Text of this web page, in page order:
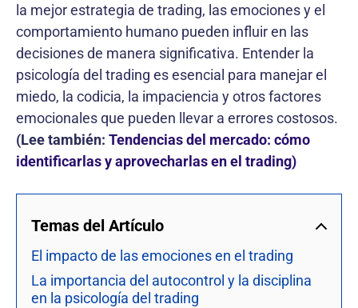
la mejor estrategia de trading, las emociones y el
comportamiento humano pueden influir en las
decisiones de manera significativa. Entender la
psicología del trading es esencial para manejar el
miedo, la codicia, la impaciencia y otros factores
emocionales que pueden llevar a errores costosos.
(Lee también: Tendencias del mercado: cómo
identificarlas y aprovecharlas en el trading)
Temas del Artículo
El impacto de las emociones en el trading
La importancia del autocontrol y la disciplina
en la psicología del trading